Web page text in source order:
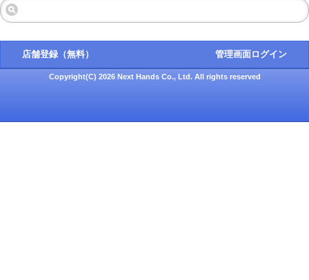
店舗登録（無料） 管理画面ログイン
Copyright(C) 2026 Next Hands Co., Ltd. All rights reserved